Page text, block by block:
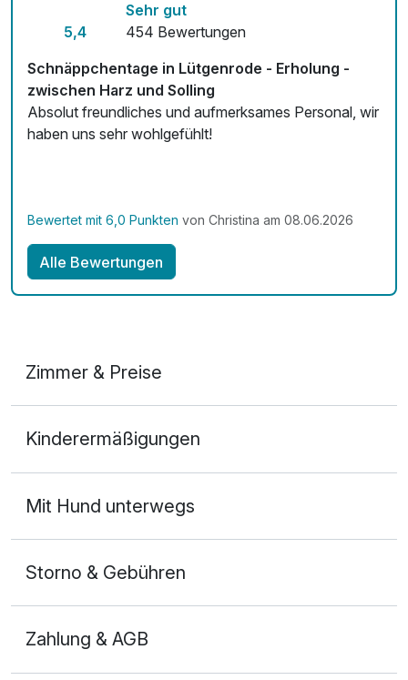
Mit Hotelbar
5,4
Sehr gut
454 Bewertungen
Schnäppchentage in Lütgenrode - Erholung -
zwischen Harz und Solling
Absolut freundliches und aufmerksames Personal, wir
haben uns sehr wohlgefühlt!
Bewertet mit 6,0 Punkten von Christina am 08.06.2026
Alle Bewertungen
Zimmer & Preise
2 Erwachsene
Kinderermäßigungen
Mit Hund unterwegs
Storno & Gebühren
Zahlung & AGB